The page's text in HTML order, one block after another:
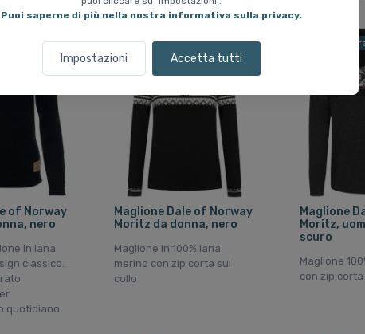
Puoi saperne di più nella nostra informativa sulla privacy.
Impostazioni Accetta tutti
of Norway
nero
in lana
classico.
quotidiano
Spedizione gratuita
Maglione Dale of Norway
Moritz da donna, nero
Maglione in 100% lana
merino con zip corta sul
collo
Spedizione
Maglione
Moritz,
scuro
Maglione
con zip